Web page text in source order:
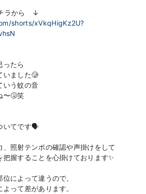
ラから ↓
shorts/xVkqHigKz2U?
ったら
いました🥲
いう蚊の音
〜🤧笑
いてです🗣️
、照射テンポの確認や声掛けをして
握することを心掛けております✨
によって違うので、
って差があります。